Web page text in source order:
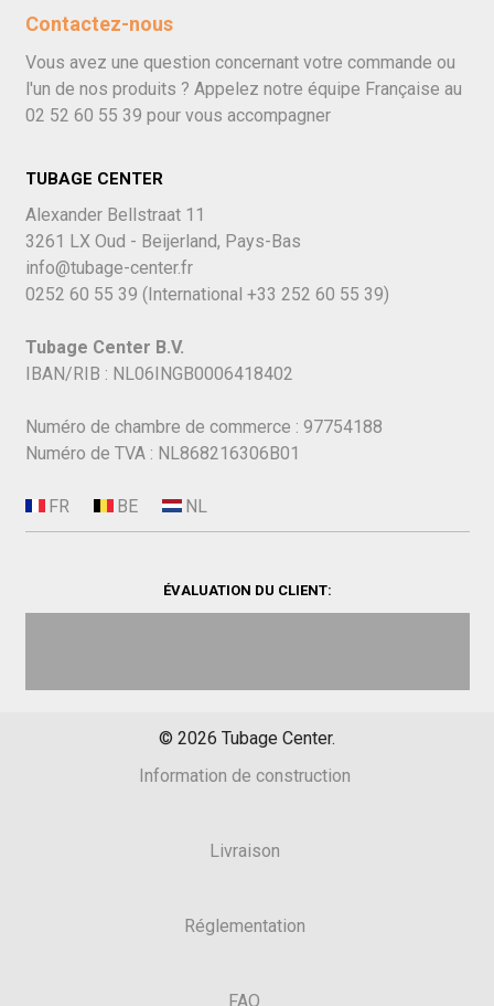
Contactez-nous
Vous avez une question concernant votre commande ou
l'un de nos produits ? Appelez notre équipe Française au
02 52 60 55 39 pour vous accompagner
TUBAGE CENTER
Alexander Bellstraat 11
3261 LX Oud - Beijerland, Pays-Bas
info@tubage-center.fr
0252 60 55 39 (International +33 252 60 55 39)
Tubage Center B.V.
IBAN/RIB : NL06INGB0006418402
Numéro de chambre de commerce : 97754188
Numéro de TVA : NL868216306B01
ÉVALUATION DU CLIENT:
© 2026 Tubage Center.
Information de construction
Livraison
Réglementation
FAQ